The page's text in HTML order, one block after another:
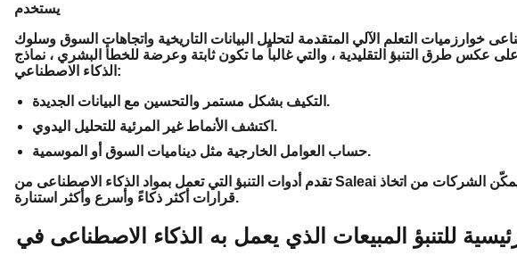
يستخدم
خوارزميات التعلم الآلي المتقدمة لتحليل البيانات التاريخية واتجاهات السوق وسلوك
على عكس طرق التنبؤ التقليدية ، والتي غالباً ما تكون ثابتة وعرضة للخطأ البشري ، نماذج
الذكاء الاصطناعي:
التكيف بشكل مستمر والتحسين مع البيانات الجديدة.
اكتشف الأنماط غير المرئية للتحليل اليدوي.
حساب العوامل الخارجية مثل ديناميات السوق أو الموسمية.
تقدم أدوات التنبؤ التي تعمل بمواد الذكاء الاصطناعى من Saleai دقة لا مثيل لها ورؤى قابلة للتنفيذ ، مما يمكّن الشركات من اتخاذ
قرارات أكثر ذكاءً وأسرع وأكثر استنارة.